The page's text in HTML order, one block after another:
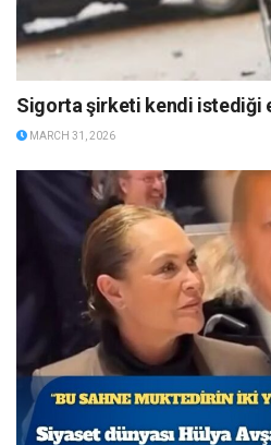
Sigorta şirketi kendi istediği
MARCH 31, 2026